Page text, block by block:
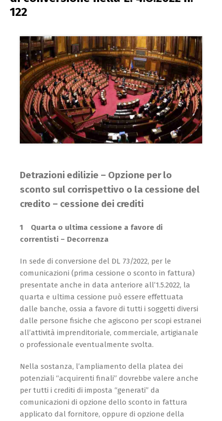
122
Detrazioni edilizie – Opzione per lo
sconto sul corrispettivo o la cessione del
credito – cessione dei crediti
1 Quarta o ultima cessione a favore di
correntisti – Decorrenza
In sede di conversione del DL 73/2022, per le
comunicazioni (prima cessione o sconto in fattura)
presentate anche in data anteriore all’1.5.2022, la
quarta e ultima cessione può essere effettuata
dalle banche, ossia a favore di tutti i soggetti diversi
dalle persone fisiche che agiscono per scopi estranei
all’attività imprenditoriale, commerciale, artigianale
o professionale eventualmente svolta.
Nella sostanza, l’ampliamento della platea dei
potenziali “acquirenti finali” dovrebbe valere anche
per tutti i crediti di imposta “generati” da
comunicazioni di opzione dello sconto in fattura
applicato dal fornitore, oppure di opzione della